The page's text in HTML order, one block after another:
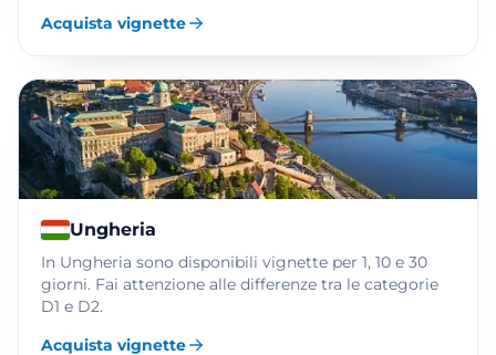
Acquista vignette
Ungheria
In Ungheria sono disponibili vignette per 1, 10 e 30
giorni. Fai attenzione alle differenze tra le categorie
D1 e D2.
Acquista vignette